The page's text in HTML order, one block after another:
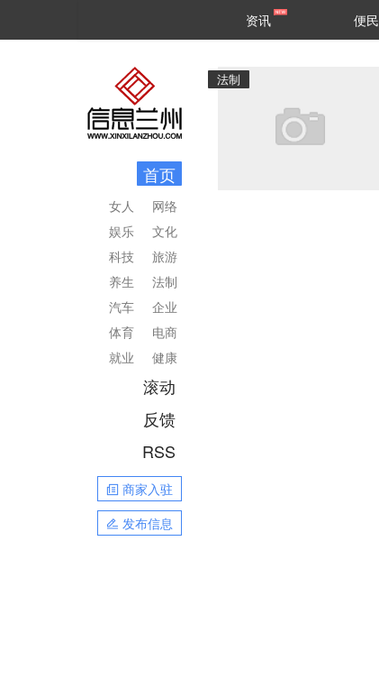
区县
资讯 便民
首页
网络
文化
旅游
法制
企业
电商
健康
女人
娱乐
科技
养生
汽车
体育
就业
滚动
反馈
RSS
商家入驻
发布信息
法制